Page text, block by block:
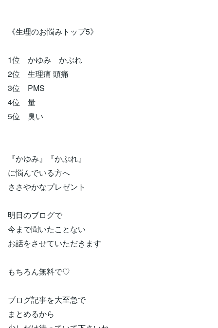
《生理のお悩みトップ5》
1位 かゆみ かぶれ
2位 生理痛 頭痛
3位 PMS
4位 量
5位 臭い
『かゆみ』『かぶれ』
に悩んでいる方へ
ささやかなプレゼント
明日のブログで
今まで聞いたことない
お話をさせていただきます
もちろん無料で♡
ブログ記事を大至急で
まとめるから